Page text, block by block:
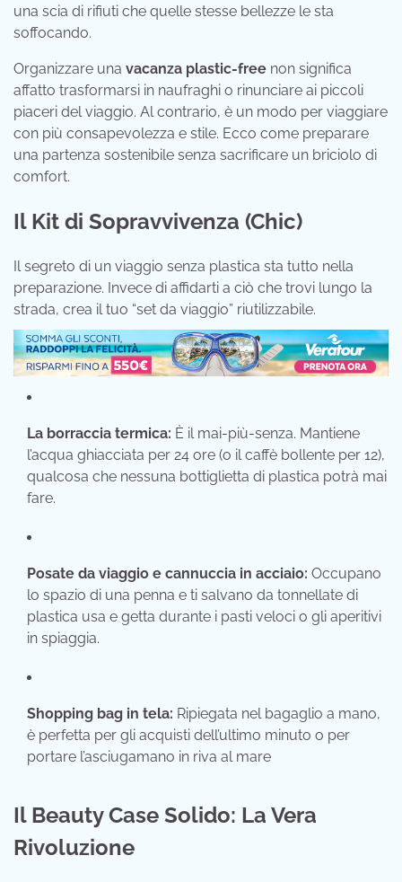
una scia di rifiuti che quelle stesse bellezze le sta
soffocando.
Organizzare una vacanza plastic-free non significa
affatto trasformarsi in naufraghi o rinunciare ai piccoli
piaceri del viaggio. Al contrario, è un modo per viaggiare
con più consapevolezza e stile. Ecco come preparare
una partenza sostenibile senza sacrificare un briciolo di
comfort.
Il Kit di Sopravvivenza (Chic)
Il segreto di un viaggio senza plastica sta tutto nella
preparazione. Invece di affidarti a ciò che trovi lungo la
strada, crea il tuo “set da viaggio” riutilizzabile.
La borraccia termica: È il mai-più-senza. Mantiene
l’acqua ghiacciata per 24 ore (o il caffè bollente per 12),
qualcosa che nessuna bottiglietta di plastica potrà mai
fare.
Posate da viaggio e cannuccia in acciaio: Occupano
lo spazio di una penna e ti salvano da tonnellate di
plastica usa e getta durante i pasti veloci o gli aperitivi
in spiaggia.
Shopping bag in tela: Ripiegata nel bagaglio a mano,
è perfetta per gli acquisti dell’ultimo minuto o per
portare l’asciugamano in riva al mare
Il Beauty Case Solido: La Vera
Rivoluzione